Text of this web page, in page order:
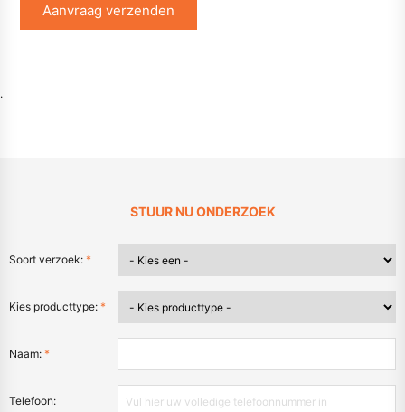
Aanvraag verzenden
.
STUUR NU ONDERZOEK
Soort verzoek: *
Kies producttype: *
Naam: *
Telefoon: